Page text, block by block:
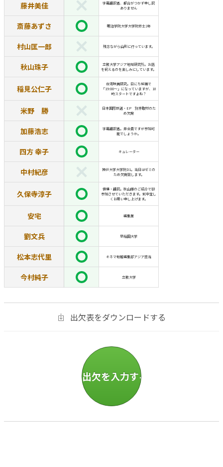
藤井美佳
字幕翻訳者、都合がつかず申し訳
ありません
斎藤あずさ 明治学院大学大学院修士2年
村山匡一郎 残念ながら山形に行っています。
秋山珠子
立教大学アジア地域研究所。お話
を伺えるのを楽しみにしています。
稲見公仁子
台湾映画研究。日にち候補で
「19:00～」になっていますが、18
時スタートですよね？
米野 勝
日本国際放送・EP 別件取材のた
め欠席
加藤浩志
字幕翻訳者。非会員ですが参加可
能でしょうか。
四方 幸子 キュレーター
中村紀彦
神戸大学大学院D1。当日はゼミの
ため欠席致します。
久保寺淳子
俳優・翻訳。秋山様のご紹介で初
参加させていただきます。何卒宜し
くお願い申し上げます。
安宅 編集業
劉文兵 早稲田大学
松本志代里 キネマ旬報編集部アジア担当
今村純子 立教大学
出欠表をダウンロードする